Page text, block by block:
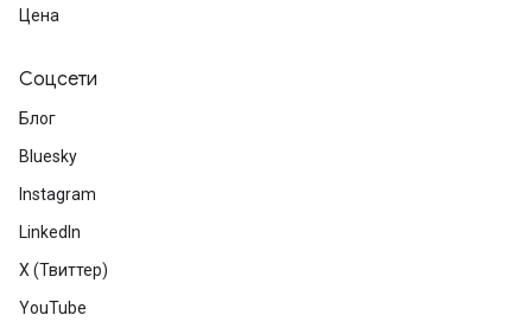
Цена
Соцсети
Блог
Bluesky
Instagram
LinkedIn
X (Твиттер)
YouTube